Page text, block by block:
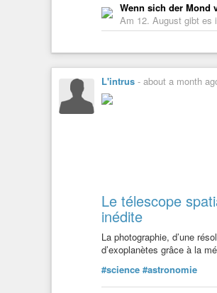
Wenn sich der Mond
Am 12. August gibt es
L'intrus - about a month
Le télescope
inédite
La photographie, d’une
d’exoplanètes grâce à la
#science #astronomie